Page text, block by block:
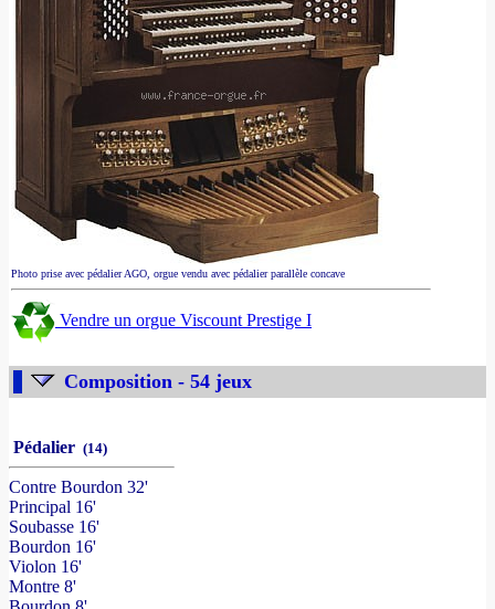
Photo prise avec pédalier AGO, orgue vendu avec pédalier parallèle concave
Vendre un orgue Viscount Prestige I
Composition - 54 jeux
Pédalier (14)
Contre Bourdon 32'
Principal 16'
Soubasse 16'
Bourdon 16'
Violon 16'
Montre 8'